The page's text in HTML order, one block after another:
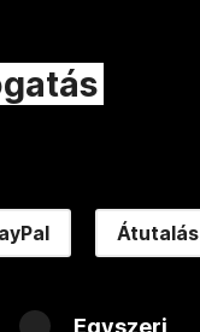
Átutalás
Egyszeri